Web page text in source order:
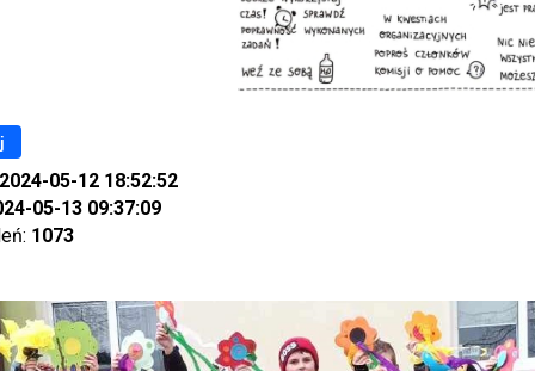
2024-05-12 18:52:52
05-13 09:37:09
1073